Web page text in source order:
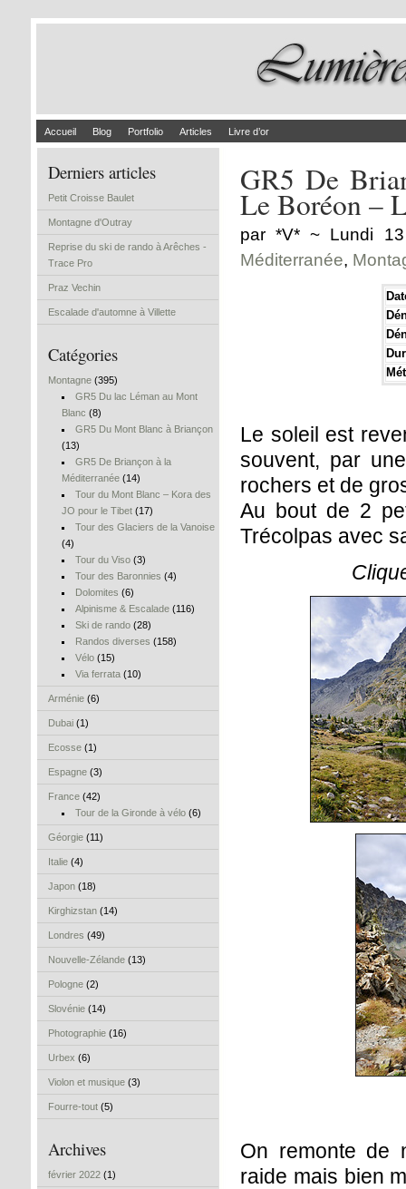
Accueil Blog Portfolio Articles Livre d’or
Derniers articles
Petit Croisse Baulet
Montagne d'Outray
Reprise du ski de rando à Arêches -
Trace Pro
Praz Vechin
Escalade d'automne à Villette
Catégories
Montagne (395)
GR5 Du lac Léman au Mont
Blanc (8)
GR5 Du Mont Blanc à Briançon
(13)
GR5 De Briançon à la
Méditerranée (14)
Tour du Mont Blanc – Kora des
JO pour le Tibet (17)
Tour des Glaciers de la Vanoise
(4)
Tour du Viso(3)
Tour des Baronnies (4)
Dolomites (6)
Alpinisme & Escalade(116)
Ski de rando(28)
Randos diverses (158)
Vélo(15)
Via ferrata(10)
Arménie (6)
Dubai (1)
Ecosse (1)
Espagne (3)
France (42)
Tour de la Gironde à vélo(6)
Géorgie (11)
Italie (4)
Japon (18)
Kirghizstan (14)
Londres (49)
Nouvelle-Zélande (13)
Pologne (2)
Slovénie (14)
Photographie (16)
Urbex (6)
Violon et musique (3)
Fourre-tout (5)
Archives
février 2022 (1)
GR5 De
Le Boréon –
par *V* ~ Lundi
Méditerranée,
Le soleil est
souvent, par
rochers et de
Au bout de 2
Trécolpas avec
On remonte de
raide mais bien